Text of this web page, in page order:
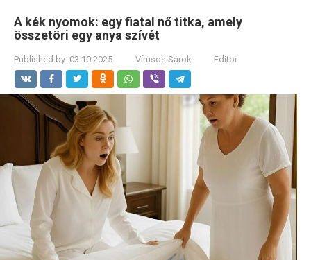
A kék nyomok: egy fiatal nő titka, amely
összetöri egy anya szívét
Published by: 03.10.2025 Vírusos Sarok Editor